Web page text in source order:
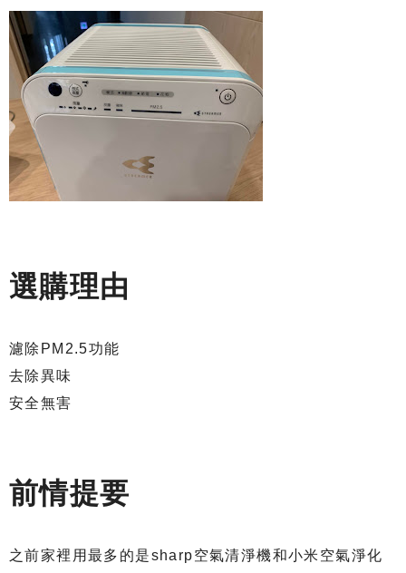
選購理由
濾除PM2.5功能
去除異味
安全無害
前情提要
之前家裡用最多的是sharp空氣清淨機和小米空氣淨化